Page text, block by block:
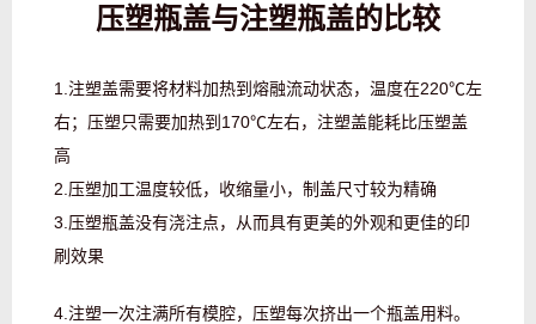
压塑瓶盖与注塑瓶盖的比较
1.注塑盖需要将材料加热到熔融流动状态，温度在220℃左
右；压塑只需要加热到170℃左右，注塑盖能耗比压塑盖
高
2.压塑加工温度较低，收缩量小，制盖尺寸较为精确
3.压塑瓶盖没有浇注点，从而具有更美的外观和更佳的印
刷效果
4.注塑一次注满所有模腔，压塑每次挤出一个瓶盖用料。